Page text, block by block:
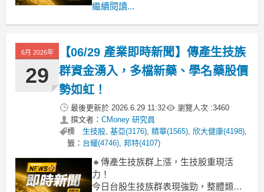
2.54%，盤面湧現多檔強勢股。其中，康
示市場對具備新藥研發進度或特色醫材
題材的個股買盤積極，帶動整體類股人
氣回籠。藥華藥、美時、晶碩等指標
繼續閱讀...
6月 2026年
29
【06/29 產業即時新聞】傳產生技族
群資金湧入，多檔新藥、學名藥股價
勢如虹！
最後更新於 2026.6.29 11:32 瀏覽人次 :3460
撰文者： CMoney 研究員
標
籤：
生技股,基亞(3176),精華(1565),欣大健康(4198),
台耀(4746),邦特(4107)
🔸傳產生技族群上漲，生技股重現活
力！
今日台股生技族群表現強勁，整體類股